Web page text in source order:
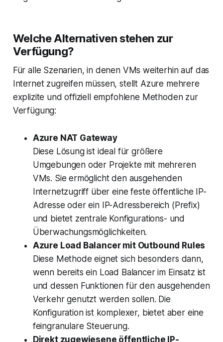
Welche Alternativen stehen zur
Verfügung?
Für alle Szenarien, in denen VMs weiterhin auf das
Internet zugreifen müssen, stellt Azure mehrere
explizite und offiziell empfohlene Methoden zur
Verfügung:
Azure NAT Gateway
Diese Lösung ist ideal für größere
Umgebungen oder Projekte mit mehreren
VMs. Sie ermöglicht den ausgehenden
Internetzugriff über eine feste öffentliche IP-
Adresse oder ein IP-Adressbereich (Prefix)
und bietet zentrale Konfigurations- und
Überwachungsmöglichkeiten.
Azure Load Balancer mit Outbound Rules
Diese Methode eignet sich besonders dann,
wenn bereits ein Load Balancer im Einsatz ist
und dessen Funktionen für den ausgehenden
Verkehr genutzt werden sollen. Die
Konfiguration ist komplexer, bietet aber eine
feingranulare Steuerung.
Direkt zugewiesene öffentliche IP-